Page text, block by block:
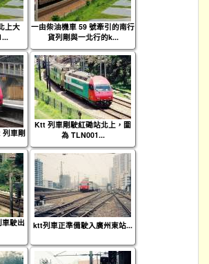
上大
一由柴油機車 59 號牽引的南行
貨列剛與一北行的k...
列車剛
Ktt 列車剛駛紅磡站北上，圖
為 TLN001...
駛出
ktt列車正準備駛入廣州東站...